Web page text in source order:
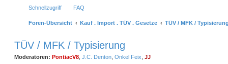
Schnellzugriff FAQ
Foren-Übersicht Kauf . Import . TÜV . Gesetze TÜV / MFK /
TÜV / MFK / Typisierung
Moderatoren: PontiacV8 J.C. Denton Onkel Feix JJ